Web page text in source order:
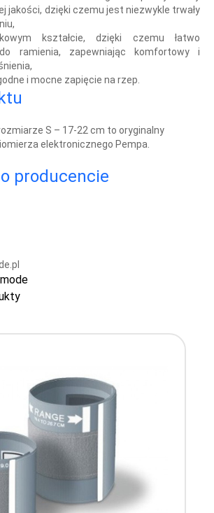
jakości, dzięki czemu jest niezwykle trwały
kształcie, dzięki czemu łatwo
ramienia, zapewniając komfortowy i
i mocne zapięcie na rzep.
S – 17-22 cm to oryginalny
elektronicznego Pempa.
producencie